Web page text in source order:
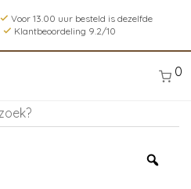
Voor 13.00 uur besteld is dezelfde
Klantbeoordeling 9.2/10
0